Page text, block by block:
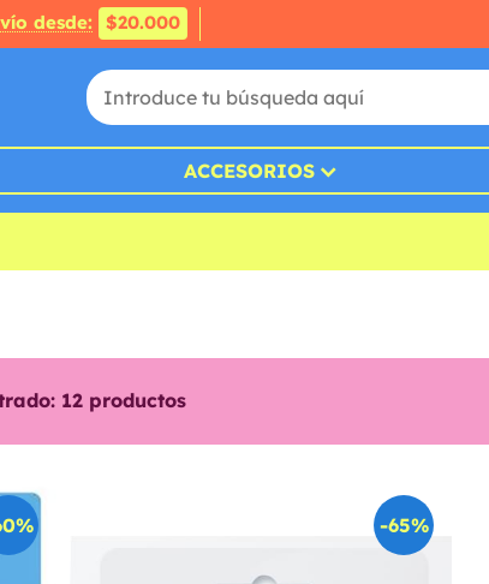
desde: $20.000
ACCESORIOS
12productos
-65%